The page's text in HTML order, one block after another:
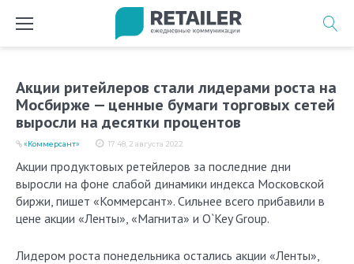
Акции ритейлеров стали лидерами роста на
Мосбирже — ценные бумаги торговых сетей
выросли на десятки процентов
17:48, 2 августа 2022
«Коммерсант»
Акции продуктовых ретейлеров за последние дни
выросли на фоне слабой динамики индекса Московской
биржи, пишет «Коммерсант». Сильнее всего прибавили в
цене акции «Ленты», «Магнита» и O`Key Group.
Лидером роста понедельника остались акции «Ленты»,